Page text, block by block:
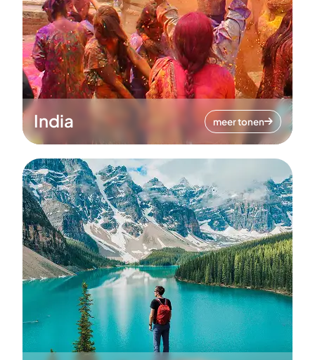
India meer tonen